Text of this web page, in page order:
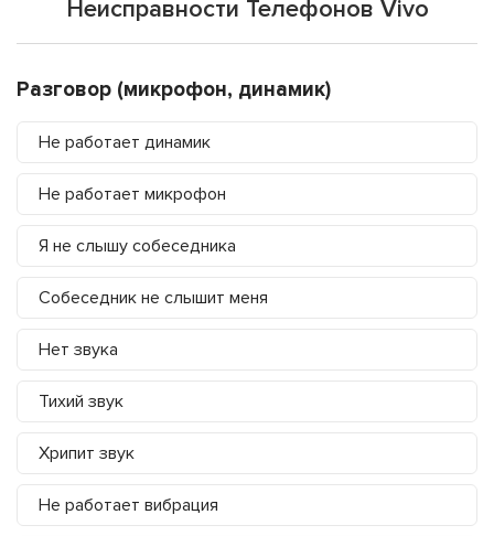
Неисправности Телефонов Vivo
Разговор (микрофон, динамик)
Не работает динамик
Не работает микрофон
Я не слышу собеседника
Собеседник не слышит меня
Нет звука
Тихий звук
Хрипит звук
Не работает вибрация